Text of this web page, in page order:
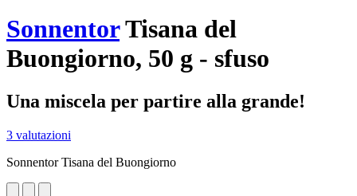
SonnentorTisana del
Buongiorno, 50 g - sfuso
Una miscela per partire alla grande!
3 valutazioni
Sonnentor Tisana del Buongiorno